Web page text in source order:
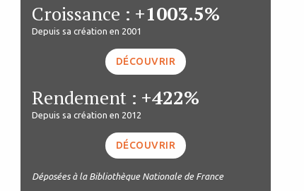
Croissance : +1003.5%
Depuis sa création en 2001
DÉCOUVRIR
Rendement : +422%
Depuis sa création en 2012
DÉCOUVRIR
Déposées à la Bibliothèque Nationale de France